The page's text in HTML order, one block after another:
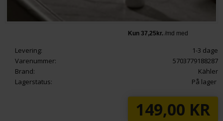
Levering:
1-3 dage
Varenummer:
5703779188287
Brand:
Kähler
Lagerstatus:
På lager
149,00 KR